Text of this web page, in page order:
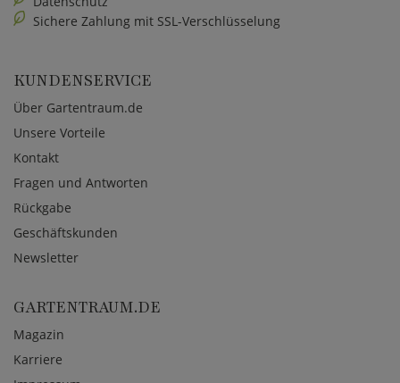
Sichere Zahlung mit SSL-Verschlüsselung
KUNDENSERVICE
Über Gartentraum.de
Unsere Vorteile
Kontakt
Fragen und Antworten
Rückgabe
Geschäftskunden
Newsletter
GARTENTRAUM.DE
Magazin
Karriere